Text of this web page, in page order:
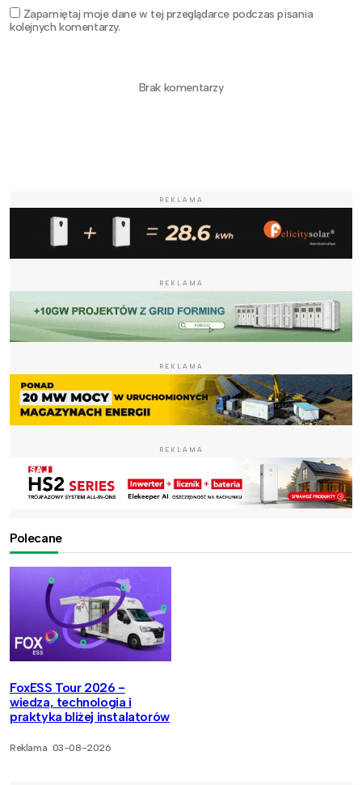
Zapamiętaj moje dane w tej przeglądarce podczas pisania
kolejnych komentarzy.
Brak komentarzy
REKLAMA
REKLAMA
REKLAMA
REKLAMA
Polecane
FoxESS Tour 2026 -
wiedza, technologia i
praktyka bliżej instalatorów
Reklama 03-08-2026